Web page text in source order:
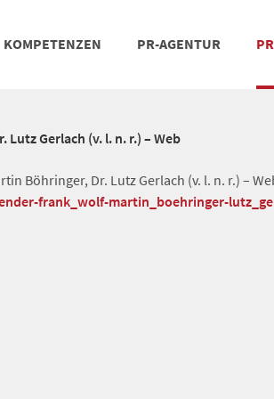
KOMPETENZEN PR-AGENTUR
Gerlach (v. l. n. r.) – Web
Böhringer, Dr. Lutz Gerlach (v. l. n. r.) –
frank_wolf-martin_boehringer-